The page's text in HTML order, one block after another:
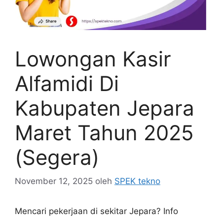
Lowongan Kasir
Alfamidi Di
Kabupaten Jepara
Maret Tahun 2025
(Segera)
November 12, 2025 oleh SPEK tekno
Mencari pekerjaan di sekitar Jepara? Info